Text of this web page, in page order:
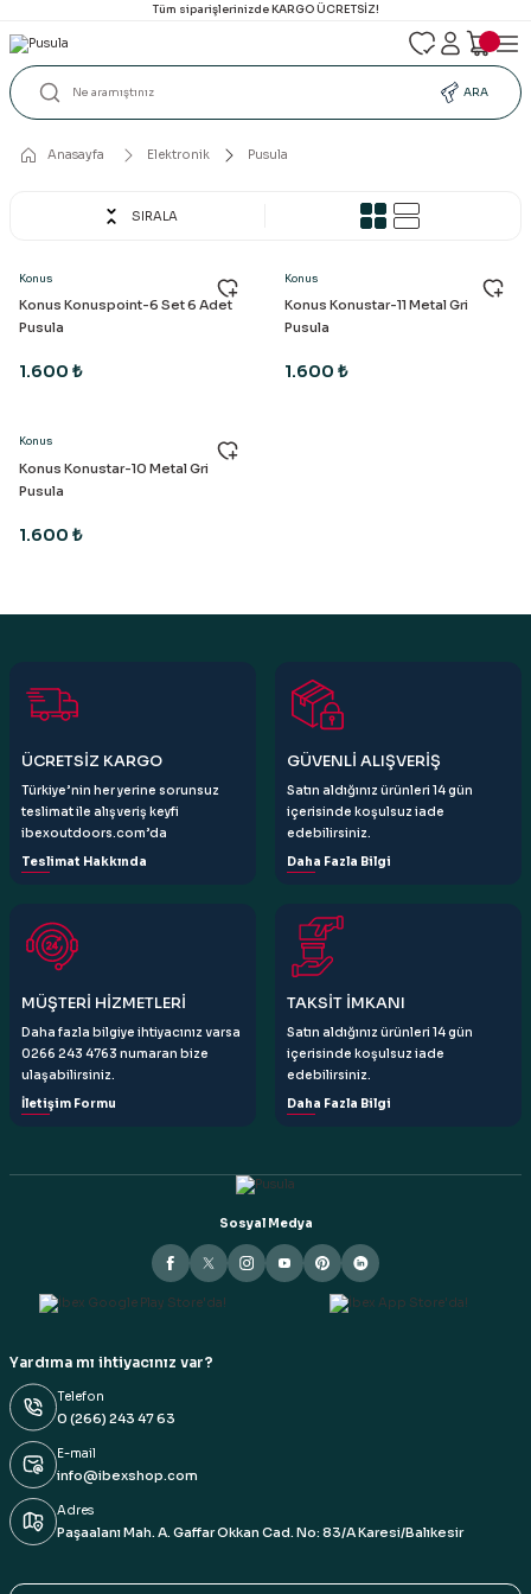
Tüm siparişlerinizde KARGO ÜCRETSİZ!
ARA
Anasayfa Elektronik Pusula
SIRALA
Konus
Konus Konuspoint-6 Set 6 Adet
Pusula
1.600 ₺
Konus
Konus Konustar-11 Metal Gri
Pusula
1.600 ₺
Konus
Konus Konustar-10 Metal Gri
Pusula
1.600 ₺
ÜCRETSİZ KARGO
Türkiye’nin her yerine sorunsuz
teslimat ile alışveriş keyfi
ibexoutdoors.com’da
Teslimat Hakkında
GÜVENLİ ALIŞVERİŞ
Satın aldığınız ürünleri 14 gün
içerisinde koşulsuz iade
edebilirsiniz.
Daha Fazla Bilgi
MÜŞTERİ HİZMETLERİ
Daha fazla bilgiye ihtiyacınız varsa
0266 243 4763 numaran bize
ulaşabilirsiniz.
İletişim Formu
TAKSİT İMKANI
Satın aldığınız ürünleri 14 gün
içerisinde koşulsuz iade
edebilirsiniz.
Daha Fazla Bilgi
Sosyal Medya
Yardıma mı ihtiyacınız var?
Telefon
0 (266) 243 47 63
E-mail
info@ibexshop.com
Adres
Paşaalanı Mah. A. Gaffar Okkan Cad. No: 83/A Karesi/Balıkesir